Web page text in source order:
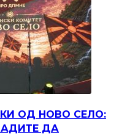
ОД НОВО СЕЛО:
ДА